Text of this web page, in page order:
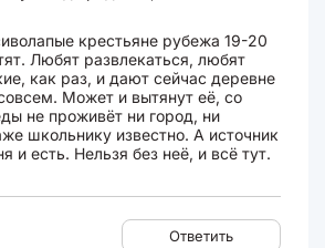
крестьяне рубежа 19-20
Любят развлекаться, любят
как раз, и дают сейчас деревне
Может и вытянут её, со
не проживёт ни город, ни
школьнику известно. А источник
и есть. Нельзя без неё, и всё тут.
Ответить